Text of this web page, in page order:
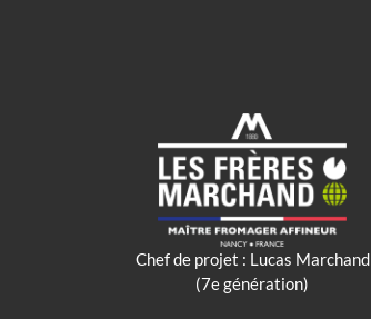
Chef de projet : Lucas Marchand
(7e génération)